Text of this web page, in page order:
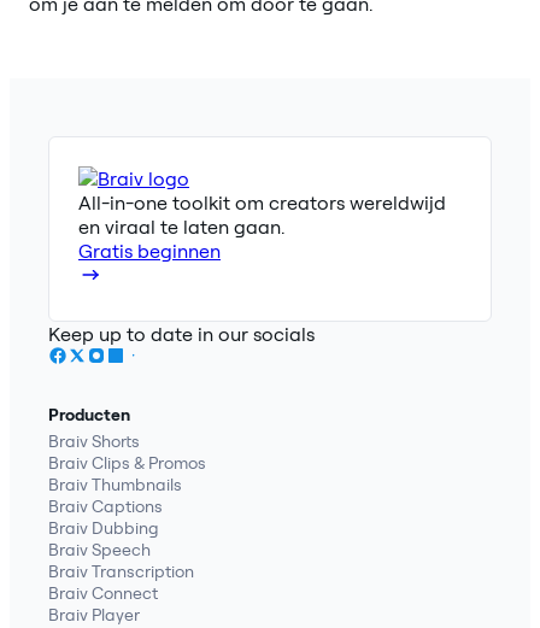
All-in-one toolkit om creators wereldwijd
en viraal te laten gaan.
Gratis beginnen
Keep up to date in our socials
Producten
Braiv Shorts
Braiv Clips & Promos
Braiv Thumbnails
Braiv Captions
Braiv Dubbing
Braiv Speech
Braiv Transcription
Braiv Connect
Braiv Player